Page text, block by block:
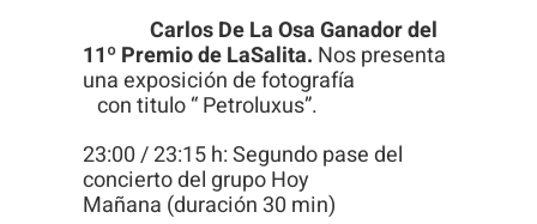
Carlos De La Osa Ganador del
11º Premio de LaSalita. Nos presenta
una exposición de fotografía
con titulo “ Petroluxus”.
23:00 / 23:15 h: Segundo pase del
concierto del grupo Hoy
Mañana (duración 30 min)